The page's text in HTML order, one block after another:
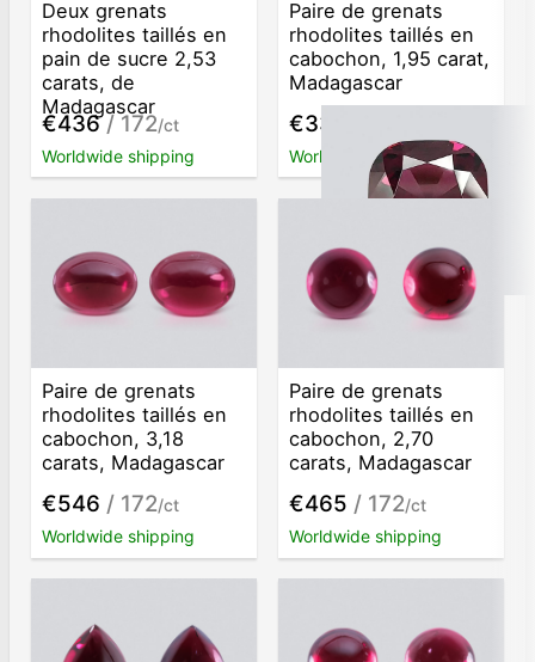
Deux grenats
rhodolites taillés en
pain de sucre 2,53
carats, de
Madagascar
€436/ 172/ct
Worldwide shipping
Paire de grenats
rhodolites taillés en
cabochon, 1,95 carat,
Madagascar
€334
Worldwide shipping
Paire de grenats
rhodolites taillés en
cabochon, 3,18
carats, Madagascar
€546 / 172/ct
Worldwide shipping
Paire de grenats
rhodolites taillés en
cabochon, 2,70
carats, Madagascar
€465 / 172/ct
Worldwide shipping